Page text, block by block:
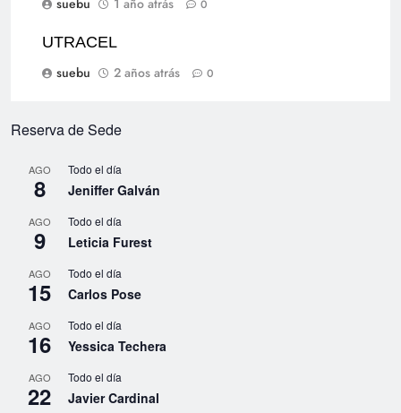
suebu
1 año atrás 0
UTRACEL
suebu
2 años atrás 0
Reserva de Sede
AGO
8
Todo el día
Jeniffer Galván
AGO
9
Todo el día
Leticia Furest
AGO
15
Todo el día
Carlos Pose
AGO
16
Todo el día
Yessica Techera
AGO
22
Todo el día
Javier Cardinal